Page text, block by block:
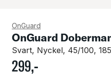
OnGuard
OnGuard
Svart, Nyckel, 45/100,
299,-